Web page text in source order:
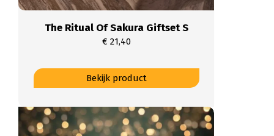
The Ritual Of Sakura Giftset S
€ 21,40
Dit
product
meerdere
variaties.
Bekijk product